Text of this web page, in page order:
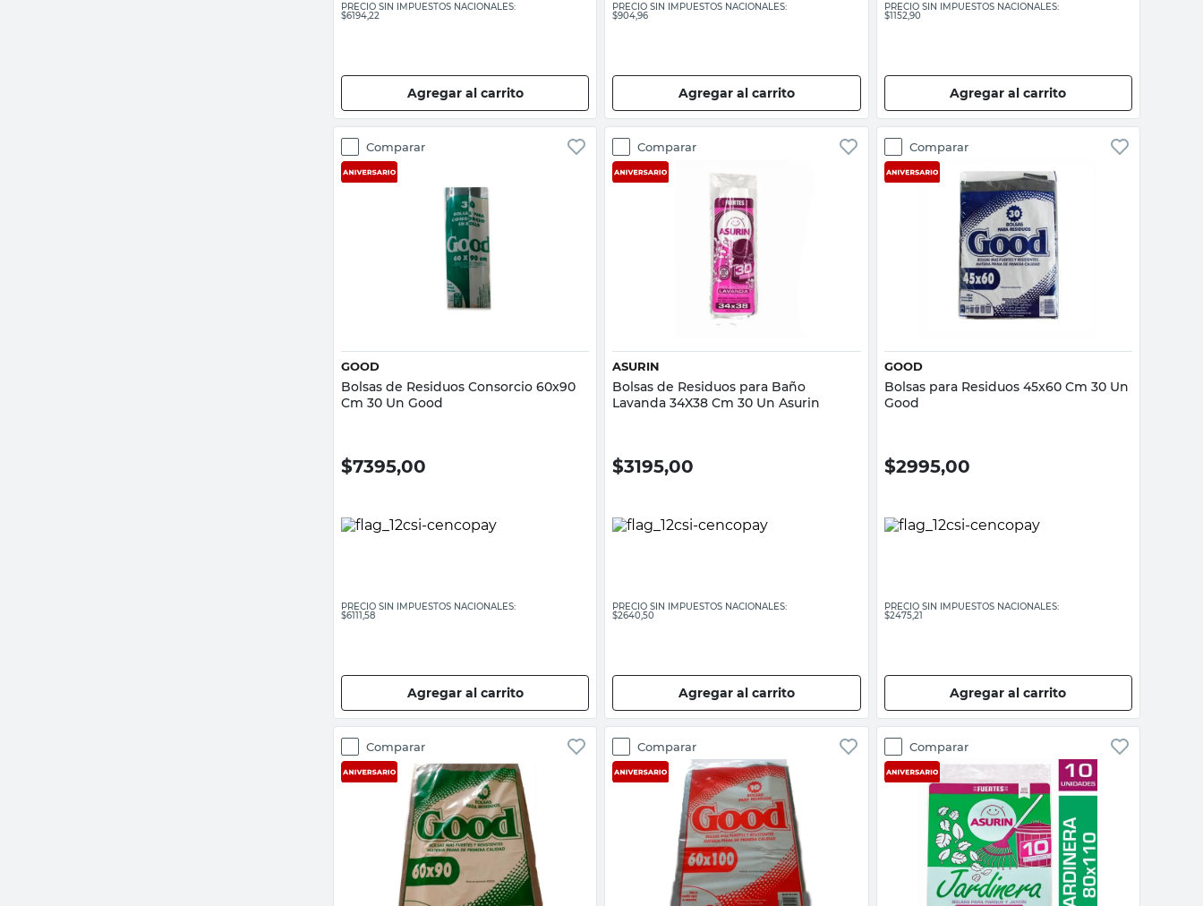
PRECIO SIN IMPUESTOS NACIONALES:
$6194,22
Agregar al carrito
PRECIO SIN IMPUESTOS NACIONALES:
$904,96
Agregar al carrito
PRECIO SIN IMPUESTOS NACIONALES:
$1152,90
Agregar al carrito
Comparar
Vista rápida
GOOD
Bolsas de Residuos Consorcio 60x90
Cm 30 Un Good
$7395,00
PRECIO SIN IMPUESTOS NACIONALES:
$6111,58
Agregar al carrito
Comparar
Vista rápida
ASURIN
Bolsas de Residuos para Baño
Lavanda 34X38 Cm 30 Un Asurin
$3195,00
PRECIO SIN IMPUESTOS NACIONALES:
$2640,50
Agregar al carrito
Comparar
Vista rápida
GOOD
Bolsas para Residuos 45x60 Cm 30 Un
Good
$2995,00
PRECIO SIN IMPUESTOS NACIONALES:
$2475,21
Agregar al carrito
Comparar
Vista rápida
Comparar
Vista rápida
Comparar
Vista rápida